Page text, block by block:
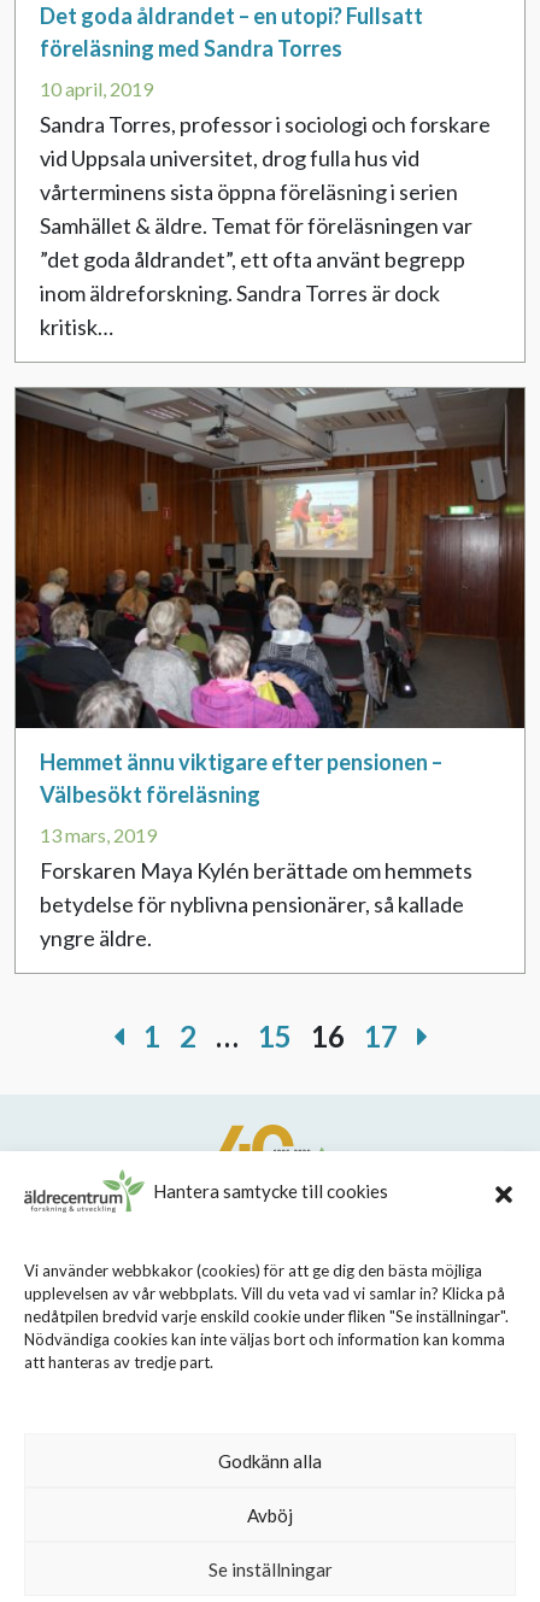
Hantera samtycke till cookies
Vi använder webbkakor (cookies) för att ge dig den bästa möjliga
upplevelsen av vår webbplats. Vill du veta vad vi samlar in? Klicka på
nedåtpilen bredvid varje enskild cookie under fliken "Se inställningar".
Nödvändiga cookies kan inte väljas bort och information kan komma
att hanteras av tredje part.
Godkänn alla
Avböj
Se inställningar
Det goda åldrandet – en utopi? Fullsatt
föreläsning med Sandra Torres
10 april, 2019
Sandra Torres, professor i sociologi och forskare
vid Uppsala universitet, drog fulla hus vid
vårterminens sista öppna föreläsning i serien
Samhället & äldre. Temat för föreläsningen var
”det goda åldrandet”, ett ofta använt begrepp
inom äldreforskning. Sandra Torres är dock
kritisk…
Hemmet ännu viktigare efter pensionen –
Välbesökt föreläsning
13 mars, 2019
Forskaren Maya Kylén berättade om hemmets
betydelse för nyblivna pensionärer, så kallade
yngre äldre.
1 2 … 15 16 17
Sveavägen 155, 113 46 Stockholm
08 - 690 58 00
info@aldrecentrum.se
Talande webb
Personuppgiftspolicy